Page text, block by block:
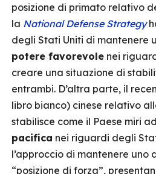
posizione di primato relativo
la National Defense Strategy
degli Stati Uniti di mantenere
potere favorevole nei
creare una situazione di
entrambi. D’altra parte, il
libro bianco) cinese relativo
stabilisce come il Paese miri
pacifica nei riguardi degli
l’approccio di mantenere uno
“posizione di forza”,